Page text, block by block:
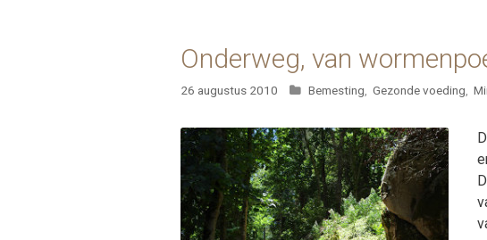
Onderweg, van
26 augustus 2010 Categorieën
Bemesting Gezonde voeding